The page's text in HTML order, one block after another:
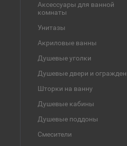
Аксессуары для ванной
комнаты
Унитазы
Акриловые ванны
Душевые уголки
Душевые двери и
Шторки на ванну
Душевые кабины
Душевые поддоны
Смесители